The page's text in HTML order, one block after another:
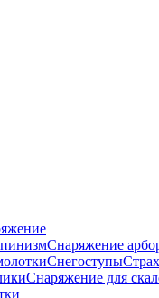
Снаряжение
Снегоступы
Снаряжение для